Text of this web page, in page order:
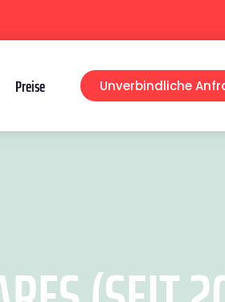
Preise Unverbindliche